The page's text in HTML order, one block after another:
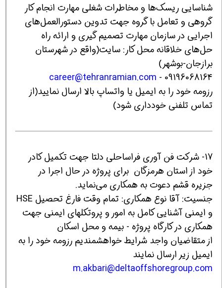
شناسایی ریسک‌ها و مخاطرات شغلی مهارت انجام کار
گروهی و تعامل با گروه جهت تدوین دستورالعمل‌های
اجرایی در سازمان مهارت تصمیم گیری و ارائه راه
حل‌های خلاقانه محل کار: سایت(واقع در شهرستان
برازجان-بوشهر)
09196068164 -
رزومه خود را به ایمیل یا واتساپ بالا ارسال نمایید(از
تماس تلفنی خودداری شود)
17- شرکت فن آوری فراساحلی دلتا جهت تکمیل کادر
خود از استان هرمزگان برای پروژه در حال اجرا در
جزیره قشم دعوت به همکاری می‌نماید.
جنسیت: آقا نوع همکاری: تمام وقت فارغ تحصیل HSE
و ایمنی آشنایی کامل به امور و پروتکلهای ایمنی جهت
همکاری در کارگاه پروژه - بیمه و محل اسکان
از متقاضیان واجد شرایط خواهشمندیم رزومه خود را به
ایمیل زیر ارسال نمایند
m.akbari@deltaoffshoregroup.com